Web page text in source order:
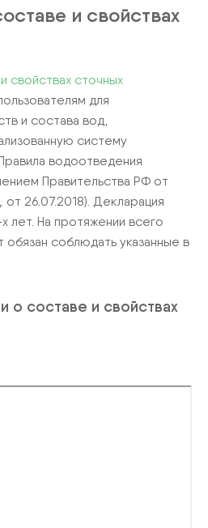
и свойствах
свойствах сточных
для
и состава вод,
систему
водоотведения
Правительства РФ от
26.07.2018). Декларация
лет. На протяжении всего
соблюдать указанные в
о составе и свойствах